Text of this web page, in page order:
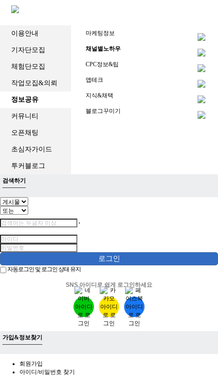
이용안내
기자단모집
체험단모집
작업모집&의뢰
정보공유
커뮤니티
오픈채팅
초심자가이드
투커블로그
마케팅정보
채널별노하우
CPC정보&팁
앱테크
지식&채택
블로그꾸미기
검색하기
로그인
자동로그인 및 로그인 상태 유지
SNS 아이디로 쉽게 로그인하세요
가입&정보찾기
회원가입
아이디/비밀번호 찾기